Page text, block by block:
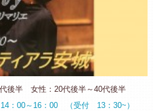
代後半 女性：20代後半～40代後半
：00～16：00 （受付 13：30~）